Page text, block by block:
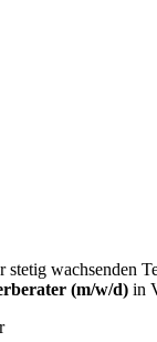
stetig wachsenden
(m/w/d) in